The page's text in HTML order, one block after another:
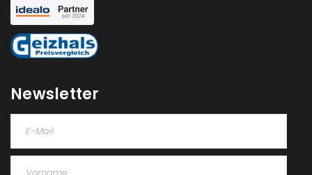
Benutzername oder E-Mail-Adresse
ANMELDEN
Newsletter